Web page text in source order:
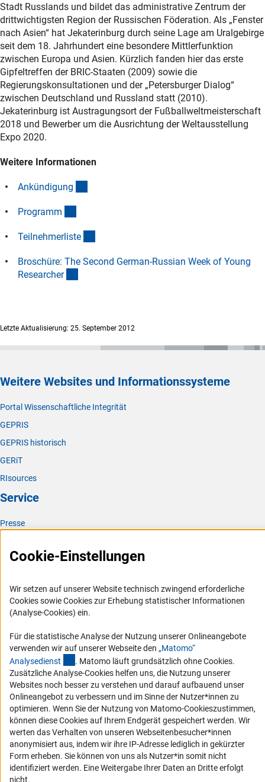
Stadt Russlands und bildet das administrative Zentrum der
drittwichtigsten Region der Russischen Föderation. Als „Fenster
nach Asien“ hat Jekaterinburg durch seine Lage am Uralgebirge
seit dem 18. Jahrhundert eine besondere Mittlerfunktion
zwischen Europa und Asien. Kürzlich fanden hier das erste
Gipfeltreffen der BRIC-Staaten (2009) sowie die
Regierungskonsultationen und der „Petersburger Dialog“
zwischen Deutschland und Russland statt (2010).
Jekaterinburg ist Austragungsort der Fußballweltmeisterschaft
2018 und Bewerber um die Ausrichtung der Weltausstellung
Expo 2020.
Weitere Informationen
Ankündigung
Programm
Teilnehmerliste
Broschüre: The Second German-Russian Week of Young
Researcher
Letzte Aktualisierung: 25. September 2012
Weitere Websites und Informationssysteme
Portal Wissenschaftliche Integrität
GEPRIS
GEPRIS historisch
GERiT
RIsources
Service
Presse
Karriere
RSS-Feeds
Compliance
Barrierefreiheit
Service und Informationen für Menschen mit Behinderungen
Erklärung zur Barrierefreiheit
Barriere melden
DFG-aktuell
Erhalten Sie Neuigkeiten aus der DFG direkt in Ihr Mailpostfach oder
schauen Sie sich die Ausgaben online an.
Cookie-Einstellungen
Wir setzen auf unserer Website technisch zwingend erforderliche
Cookies sowie Cookies zur Erhebung statistischer Informationen
(Analyse-Cookies) ein.
Für die statistische Analyse der Nutzung unserer Onlineangebote
verwenden wir auf unserer Webseite den „Matomo“
Analysedienst (externer Link)
. Matomo läuft grundsätzlich ohne Cookies.
Zusätzliche Analyse-Cookies helfen uns, die Nutzung unserer
Websites noch besser zu verstehen und darauf aufbauend unser
Onlineangebot zu verbessern und im Sinne der Nutzer*innen zu
optimieren. Wenn Sie der Nutzung von Matomo-Cookieszustimmen,
können diese Cookies auf Ihrem Endgerät gespeichert werden. Wir
werten das Verhalten von unseren Webseitenbesucher*innen
anonymisiert aus, indem wir ihre IP-Adresse lediglich in gekürzter
Form erheben. Sie können von uns als Nutzer*in somit nicht
identifiziert werden. Eine Weitergabe Ihrer Daten an Dritte erfolgt
nicht.